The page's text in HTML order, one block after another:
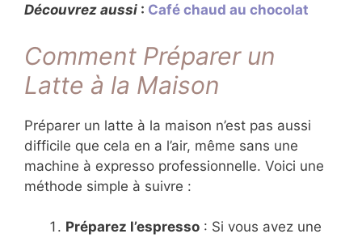
Découvrez aussi : Café chaud au chocolat
Comment Préparer un
Latte à la Maison
Préparer un latte à la maison n’est pas aussi
difficile que cela en a l’air, même sans une
machine à expresso professionnelle. Voici une
méthode simple à suivre :
Préparez l’espresso : Si vous avez une